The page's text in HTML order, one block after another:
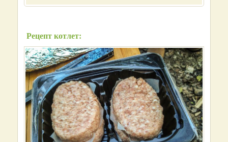
Рецепт котлет: